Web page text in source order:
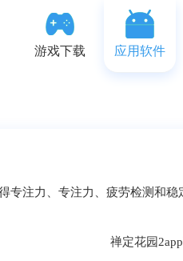
游戏下载 应用软件
注力、专注力、疲劳检测和稳